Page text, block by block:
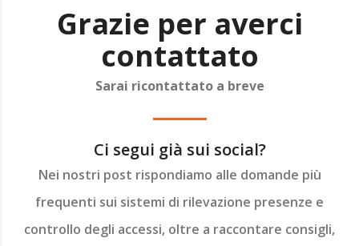
Grazie per averci
contattato
Sarai ricontattato a breve
Ci segui già sui social?
Nei nostri post rispondiamo alle domande più
frequenti sui sistemi di rilevazione presenze e
controllo degli accessi, oltre a raccontare consigli,